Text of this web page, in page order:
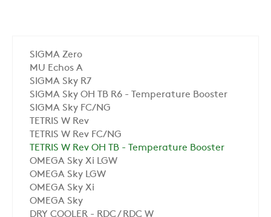
SIGMA Zero
MU Echos A
SIGMA Sky R7
SIGMA Sky OH TB R6 - Temperature Booster
SIGMA Sky FC/NG
TETRIS W Rev
TETRIS W Rev FC/NG
TETRIS W Rev OH TB - Temperature Booster
OMEGA Sky Xi LGW
OMEGA Sky LGW
OMEGA Sky Xi
OMEGA Sky
DRY COOLER - RDC / RDC W